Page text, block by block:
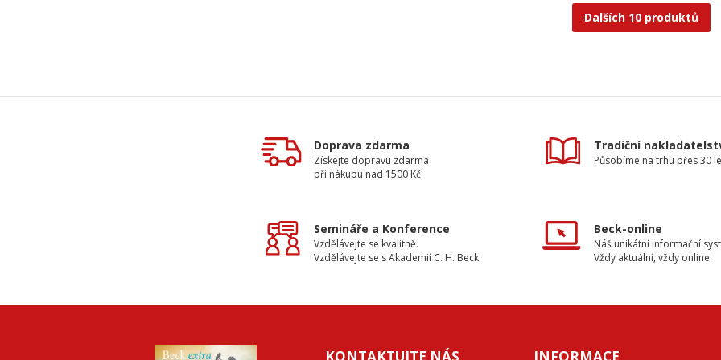
Dalších 10 produktů
Doprava zdarma
Získejte dopravu zdarma
při nákupu nad 1500 Kč.
Tradiční
Působíme na trhu přes 30
Semináře a Konference
Vzdělávejte se kvalitně.
Vzdělávejte se s Akademií C. H. Beck.
Beck-online
Náš unikátní informační
Vždy aktuální, vždy online.